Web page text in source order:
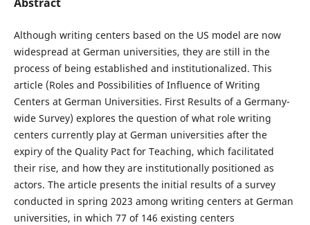
Although writing centers based on the US model are now
widespread at German universities, they are still in the
process of being established and institutionalized. This
article (Roles and Possibilities of Influence of Writing
Centers at German Universities. First Results of a Germany-
wide Survey) explores the question of what role writing
centers currently play at German universities after the
expiry of the Quality Pact for Teaching, which facilitated
their rise, and how they are institutionally positioned as
actors. The article presents the initial results of a survey
conducted in spring 2023 among writing centers at German
universities, in which 77 of 146 existing centers